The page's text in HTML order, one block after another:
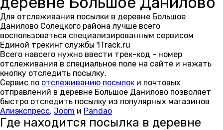
Для отслеживания посылки в деревне Большое
Данилово Солецкого района лучше всего
воспользоваться специализированным сервисом
Единой трекинг службы 1Track.ru
Всего навсего нужно ввести трек-код - номер
отслеживания в специальное поле на сайте и нажать
кнопку отследить посылку.
Сервис по отслеживанию посылок и почтовых
отправлений в деревне Большое Данилово позволяет
быстро отследить посылку из популярных магазинов
Алиэкспресс, Joom и Pandao
Где находится посылка в деревне